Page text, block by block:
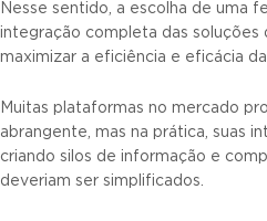
Nesse sentido, a escolha de uma
integração completa das soluções
maximizar a eficiência e eficácia
Muitas plataformas no mercado
abrangente, mas na prática, suas
criando silos de informação e
deveriam ser simplificados.